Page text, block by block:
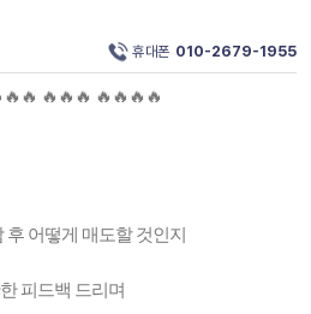
휴대폰 010-2679-1955
🔥🔥🔥 🔥🔥🔥🔥
어떻게 매도할 것인지
피드백 드리며